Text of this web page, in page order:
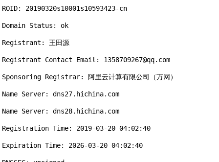
ROID: 20190320s10001s10593423-cn
Domain Status: ok
Registrant: 王田源
Registrant Contact Email: 1358709267@qq.com
Sponsoring Registrar: 阿里云计算有限公司（万网）
Name Server: dns27.hichina.com
Name Server: dns28.hichina.com
Registration Time: 2019-03-20 04:02:40
Expiration Time: 2026-03-20 04:02:40